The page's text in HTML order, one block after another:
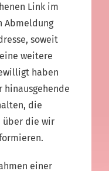
Link im
Abmeldung
soweit
weitere
haben
hinausgehende
die
über die wir
einer